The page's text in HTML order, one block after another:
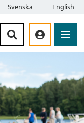
Svenska English